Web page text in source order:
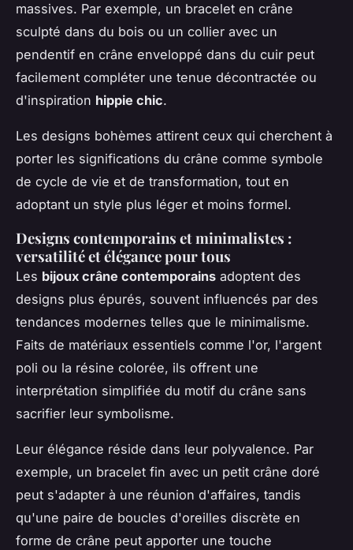
massives. Par exemple, un bracelet en crâne
sculpté dans du bois ou un collier avec un
pendentif en crâne enveloppé dans du cuir peut
facilement compléter une tenue décontractée ou
d'inspiration hippie chic.
Les designs bohèmes attirent ceux qui cherchent à
porter les significations du crâne comme symbole
de cycle de vie et de transformation, tout en
adoptant un style plus léger et moins formel.
Designs contemporains et minimalistes :
versatilité et élégance pour tous
Les bijoux crâne contemporains adoptent des
designs plus épurés, souvent influencés par des
tendances modernes telles que le minimalisme.
Faits de matériaux essentiels comme l'or, l'argent
poli ou la résine colorée, ils offrent une
interprétation simplifiée du motif du crâne sans
sacrifier leur symbolisme.
Leur élégance réside dans leur polyvalence. Par
exemple, un bracelet fin avec un petit crâne doré
peut s'adapter à une réunion d'affaires, tandis
qu'une paire de boucles d'oreilles discrète en
forme de crâne peut apporter une touche